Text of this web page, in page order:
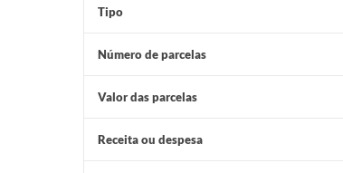
Tipo
Número de parcelas
Valor das parcelas
Receita ou despesa